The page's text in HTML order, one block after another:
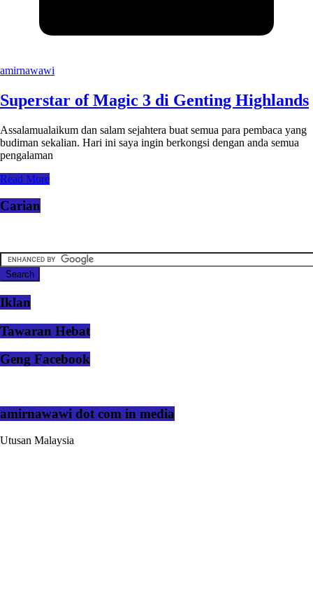
amirnawawi
Superstar of Magic 3 di Genting Highlands
Assalamualaikum dan salam sejahtera buat semua para pembaca yang
budiman sekalian. Hari ini saya ingin berkongsi dengan anda semua
pengalaman
Read More
Carian
Iklan
Tawaran Hebat
Geng Facebook
amirnawawi dot com in media
Utusan Malaysia